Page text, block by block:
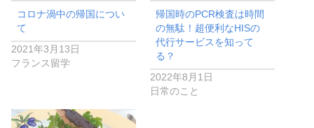
コロナ渦中の帰国につい
て
2021年3月13日
フランス留学
帰国時のPCR検査は時間
の無駄！超便利なHISの
代行サービスを知って
る？
2022年8月1日
日常のこと